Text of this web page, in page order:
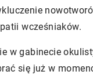
wcześniaków.
w gabinecie
się już w